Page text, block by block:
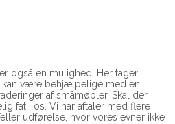
også en mulighed. Her tager
være behjælpelige med en
af småmøbler. Skal der
fat i os. Vi har aftaler med flere
udførelse, hvor vores evner ikke